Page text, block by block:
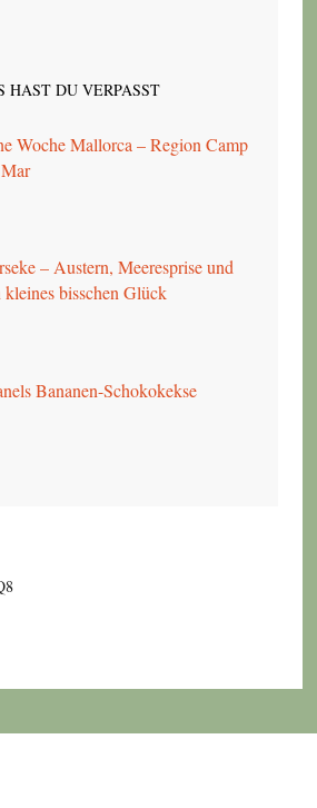
HAST DU VERPASST
Woche Mallorca – Region Camp
– Austern, Meeresprise und
kleines bisschen Glück
Bananen-Schokokekse